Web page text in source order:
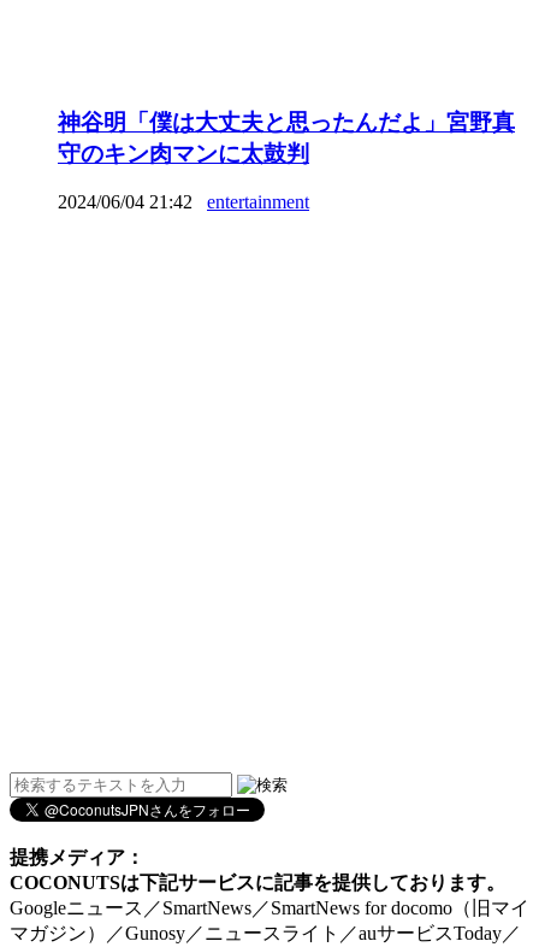
神谷明「僕は大丈夫と思ったんだよ」宮野真
守のキン肉マンに太鼓判
2024/06/04 21:42 entertainment
提携メディア：
COCONUTSは下記サービスに記事を提供しております。
Googleニュース／SmartNews／SmartNews for docomo（旧マイ
マガジン）／Gunosy／ニュースライト／auサービスToday／